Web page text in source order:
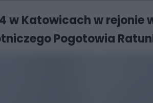
Katowicach w rejonie
Pogotowia